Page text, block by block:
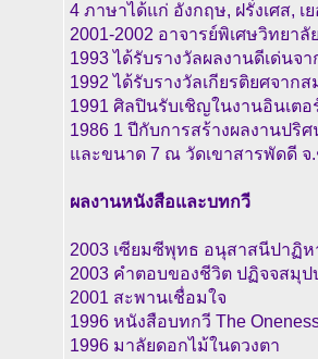
4 ภาษาได้แก่ อังกฤษ, ฝรั่งเศส, เ
2001-2002 อาจารย์พิเศษวิทยา
1993 ได้รับรางวัลผลงานดีเด่นจ
1992 ได้รับรางวัลเกียรติยศจาก
1991 ศิลปินรับเชิญในงานอินเต
1986 1 ปีกับการสร้างผลงานปริ
และขนาด 7 ณ วัดเขาสารพัดดี
ผลงานหนังสือและบทกวี
2003 เซียมซีพุทธ อนุสาสนีปาฏิห
2003 คำตอบของชีวิต ปฏิจจสมุป
2001 สะพานเชื่อมใจ
1996 หนังสือบทกวี The
1996 มาลัยดอกไม้ในดวงตา